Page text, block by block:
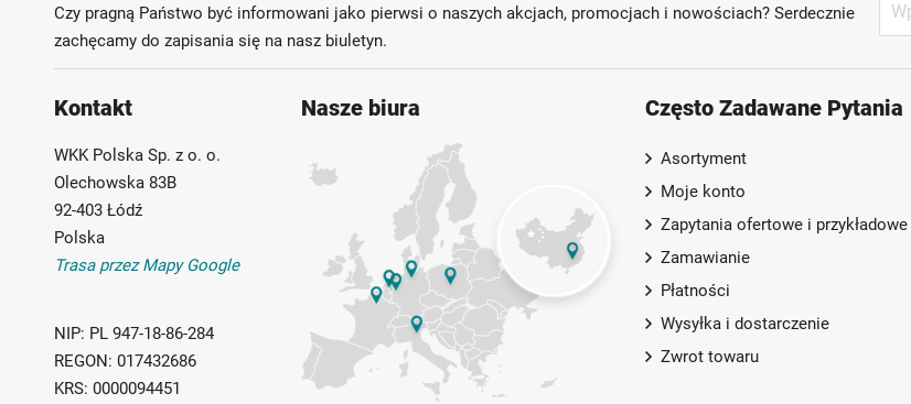
Czy pragną Państwo być informowani jako pierwsi o naszych akcjach, promocjach i nowościach? Serdecznie
zachęcamy do zapisania się na nasz biuletyn.
nasz
Kontakt
WKK Polska Sp. z o. o.
Olechowska 83B
92-403 Łódź
Polska
Trasa przez Mapy Google
NIP: PL 947-18-86-284
REGON: 017432686
KRS: 0000094451
Nasze biura Często Zadawane Pytania
Asortyment
Moje konto
Zapytania ofertowe i przykładowe
Zamawianie
Płatności
Wysyłka i dostarczenie
Zwrot towaru